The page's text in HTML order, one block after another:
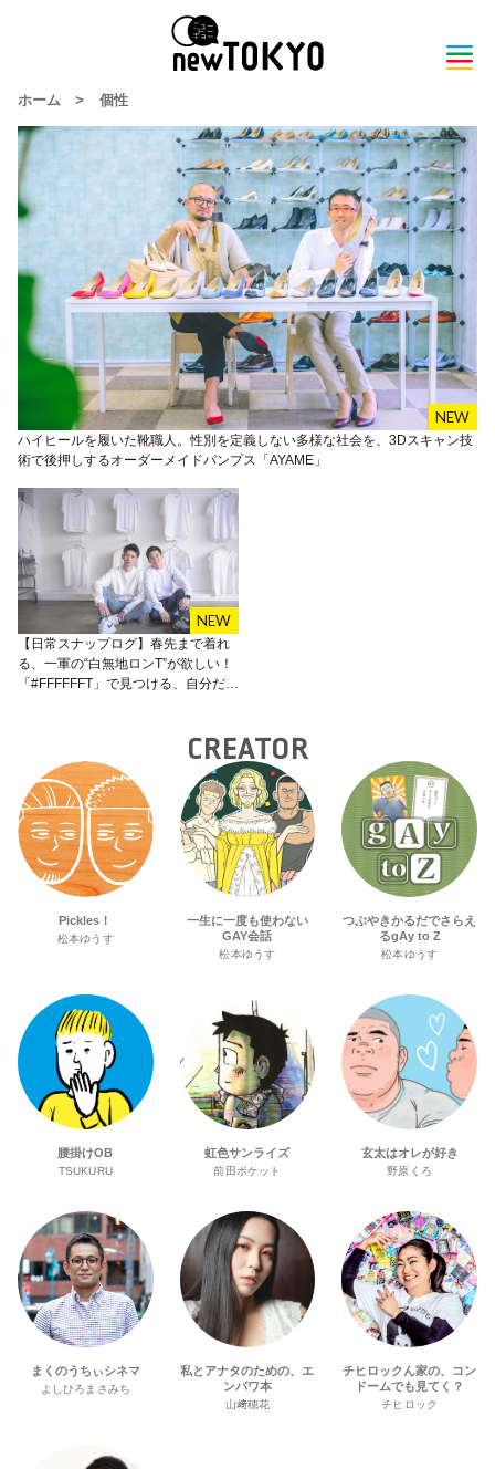
ホーム > 個性
ハイヒールを履いた靴職人。性別を定義しない多様な社会を、3Dスキャン技
術で後押しするオーダーメイドパンプス「AYAME」
【日常スナップログ】春先まで着れ
る、一軍の“白無地ロンT”が欲しい！
「#FFFFFFT」で見つける、自分だけ
CREATOR
Pickles！
松本ゆうす
一生に一度も使わない
GAY会話
松本ゆうす
つぶやきかるだでさらえ
るgAy to Z
松本ゆうす
腰掛けOB
TSUKURU
虹色サンライズ
前田ポケット
玄太はオレが好き
野原くろ
まくのうちぃシネマ
よしひろまさみち
私とアナタのための、エ
ンパワ本
山﨑穂花
チヒロックん家の、コン
ドームでも見てく？
チヒロック